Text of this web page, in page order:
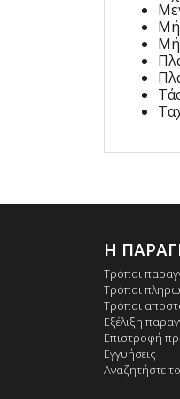
Η
Τρόποι
Τρόποι
Τρόποι
Εξέλιξη
Επιστροφή
Εγγυήσεις
Αναζητήστε